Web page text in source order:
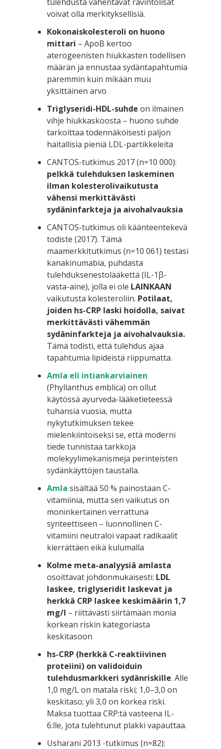
voivat olla merkityksellisiä.
Kokonaiskolesteroli on huono
mittari – ApoB kertoo
aterogeenisten hiukkasten todellisen
määrän ja ennustaa sydäntapahtumia
paremmin kuin mikään muu
yksittäinen arvo
Triglyseridi-HDL-suhde on ilmainen
vihje hiukkaskoosta – huono suhde
tarkoittaa todennäköisesti paljon
haitallisia pieniä LDL-partikkeleita
CANTOS-tutkimus 2017 (n=10 000):
pelkkä tulehduksen laskeminen
ilman kolesterolivaikutusta
vähensi merkittävästi
sydäninfarkteja ja aivohalvauksia
CANTOS-tutkimus oli käänteentekevä
todiste (2017). Tämä
maamerkkitutkimus (n=10 061) testasi
kanakinumabia, puhdasta
tulehduksenestolääkettä (IL-1β-
vasta-aine), jolla ei ole LAINKAAN
vaikutusta kolesteroliin. Potilaat,
joiden hs-CRP laski hoidolla, saivat
merkittävästi vähemmän
sydäninfarkteja ja aivohalvauksia.
Tämä todisti, että tulehdus ajaa
tapahtumia lipideistä riippumatta.
Amla eli intiankarviainen
(Phyllanthus emblica) on ollut
käytössä ayurveda-lääketieteessä
tuhansia vuosia, mutta
nykytutkimuksen tekee
mielenkiintoiseksi se, että moderni
tiede tunnistaa tarkkoja
molekyylimekanismeja perinteisten
sydänkäyttöjen taustalla.
Amla sisältää 50 % painostaan C-
vitamiinia, mutta sen vaikutus on
moninkertainen verrattuna
synteettiseen – luonnollinen C-
vitamiini neutraloi vapaat radikaalit
kierrättäen eikä kulumalla
Kolme meta-analyysiä amlasta
osoittavat johdonmukaisesti: LDL
laskee, triglyseridit laskevat ja
herkkä CRP laskee keskimäärin 1,7
mg/l – riittävästi siirtämään monia
korkean riskin kategoriasta
keskitasoon
hs-CRP (herkkä C-reaktiivinen
proteiini) on validoiduin
tulehdusmarkkeri sydänriskille. Alle
1,0 mg/L on matala riski; 1,0–3,0 on
keskitaso; yli 3,0 on korkea riski.
Maksa tuottaa CRP:tä vasteena IL-
6:lle, jota tulehtunut plakki vapauttaa.
Usharani 2013 -tutkimus (n=82):